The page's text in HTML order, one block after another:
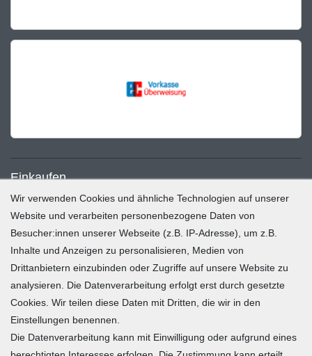
Einkaufen
Zahlung und Versand
Widerrufsrecht
Warenkorb
Zur Kasse
Mein Konto
Registrieren
Wir verwenden Cookies und ähnliche Technologien auf unserer
Website und verarbeiten personenbezogene Daten von
Besucher:innen unserer Webseite (z.B. IP-Adresse), um z.B.
Inhalte und Anzeigen zu personalisieren, Medien von
Drittanbietern einzubinden oder Zugriffe auf unsere Website zu
analysieren. Die Datenverarbeitung erfolgt erst durch gesetzte
Cookies. Wir teilen diese Daten mit Dritten, die wir in den
Einstellungen benennen.
Die Datenverarbeitung kann mit Einwilligung oder aufgrund eines